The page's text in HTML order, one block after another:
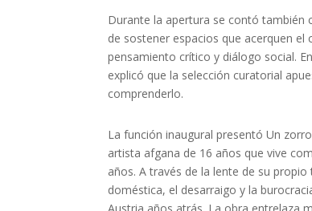
Durante la apertura se contó también
de sostener espacios que acerquen
pensamiento crítico y diálogo social.
explicó que la selección curatorial
comprenderlo.
La función inaugural presentó Un
artista afgana de 16 años que vive
años. A través de la lente de su
doméstica, el desarraigo y la